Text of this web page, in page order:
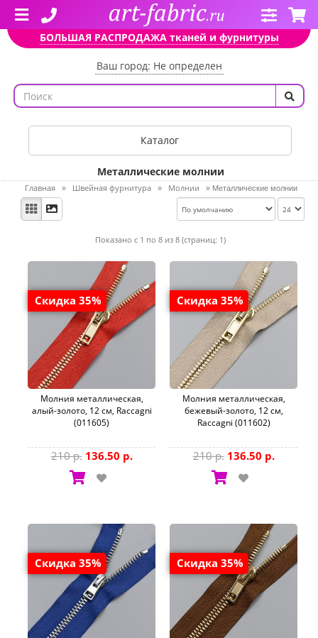
БОЛЬШАЯ РАСПРОДАЖА тканей и фурнитуры
Ваш город: Не определен
Каталог
Металлические молнии
Главная » Швейная фурнитура » Молнии » Металлические молнии
Показано с 1 по 8 из 8 (страниц: 1)
Скидка 35%
Молния металлическая,
алый-золото, 12 см, Raccagni
(011605)
210 р. 136.50 р.
Скидка 35%
Молния металлическая,
бежевый-золото, 12 см,
Raccagni (011602)
210 р. 136.50 р.
Скидка 35% Скидка 35%